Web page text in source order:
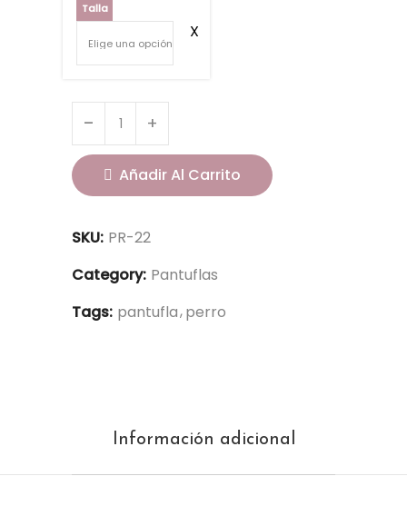
Talla
Añadir Al Carrito
SKU: PR-22
Category: Pantuflas
Tags: pantufla perro
Información adicional